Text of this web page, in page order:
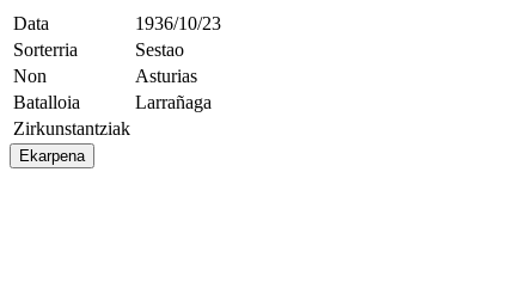
Data
1936/10/23
Sorterria
Sestao
Non
Asturias
Batalloia
Larrañaga
Zirkunstantziak